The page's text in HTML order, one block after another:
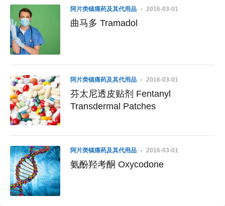
阿片类镇痛药及其代用品 2016-03-01
曲马多 Tramadol
阿片类镇痛药及其代用品 2016-03-01
芬太尼透皮贴剂 Fentanyl
Transdermal Patches
阿片类镇痛药及其代用品 2016-03-01
氨酚羟考酮 Oxycodone